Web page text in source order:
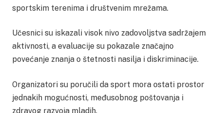
sportskim terenima i društvenim mrežama.
Učesnici su iskazali visok nivo zadovoljstva sadržajem
aktivnosti, a evaluacije su pokazale značajno
povećanje znanja o štetnosti nasilja i diskriminacije.
Organizatori su poručili da sport mora ostati prostor
jednakih mogućnosti, međusobnog poštovanja i
zdravog razvoja mladih.